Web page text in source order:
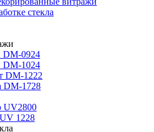
стекла
DM-0924
DM-1024
DM-1222
DM-1728
UV2800
1228